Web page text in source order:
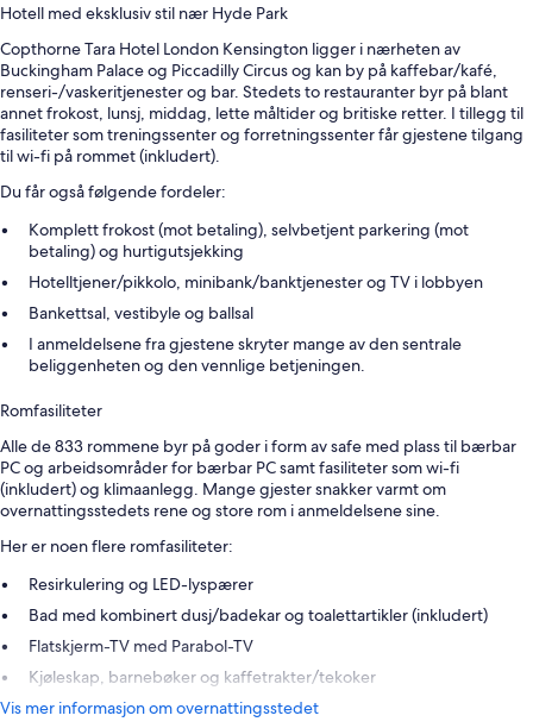
Hotell med eksklusiv stil nær Hyde Park
Copthorne Tara Hotel London Kensington ligger i nærheten av
Buckingham Palace og Piccadilly Circus og kan by på kaffebar/kafé,
renseri-/vaskeritjenester og bar. Stedets to restauranter byr på blant
annet frokost, lunsj, middag, lette måltider og britiske retter. I tillegg til
fasiliteter som treningssenter og forretningssenter får gjestene tilgang
til wi-fi på rommet (inkludert).
Du får også følgende fordeler:
Komplett frokost (mot betaling), selvbetjent parkering (mot
betaling) og hurtigutsjekking
Hotelltjener/pikkolo, minibank/banktjenester og TV i lobbyen
Bankettsal, vestibyle og ballsal
I anmeldelsene fra gjestene skryter mange av den sentrale
beliggenheten og den vennlige betjeningen.
Romfasiliteter
Alle de 833 rommene byr på goder i form av safe med plass til bærbar
PC og arbeidsområder for bærbar PC samt fasiliteter som wi-fi
(inkludert) og klimaanlegg. Mange gjester snakker varmt om
overnattingsstedets rene og store rom i anmeldelsene sine.
Her er noen flere romfasiliteter:
Resirkulering og LED-lyspærer
Bad med kombinert dusj/badekar og toalettartikler (inkludert)
Flatskjerm-TV med Parabol-TV
Kjøleskap, barnebøker og kaffetrakter/tekoker
Vis mer informasjon om overnattingsstedet